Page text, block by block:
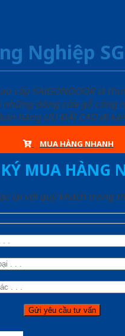
Nghiệp
cấp SAIGONDOOR là
dòng cửa gỗ công
hàng ƯU ĐÃI CAO đi
MUA HÀNG NHANH
MUA HÀNG
lại với quý khách trong